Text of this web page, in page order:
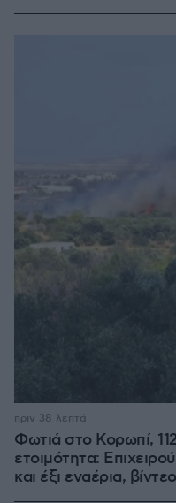
Φωτιά στο Κορωπί,
ετοιμότητα:
και έξι εναέρια, βίντεο
πριν 38 λεπτά